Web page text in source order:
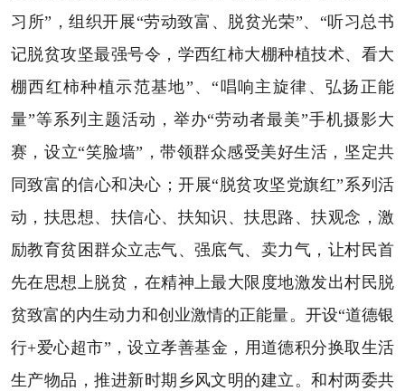
习所”，组织开展“劳动致富、脱贫光荣”、“听习总书
记脱贫攻坚最强号令，学西红柿大棚种植技术、看大
棚西红柿种植示范基地”、“唱响主旋律、弘扬正能
量”等系列主题活动，举办“劳动者最美”手机摄影大
赛，设立“笑脸墙”，带领群众感受美好生活，坚定共
同致富的信心和决心；开展“脱贫攻坚党旗红”系列活
动，扶思想、扶信心、扶知识、扶思路、扶观念，激
励教育贫困群众立志气、强底气、卖力气，让村民首
先在思想上脱贫，在精神上最大限度地激发出村民脱
贫致富的内生动力和创业激情的正能量。开设“道德银
行+爱心超市”，设立孝善基金，用道德积分换取生活
生产物品，推进新时期乡风文明的建立。和村两委共